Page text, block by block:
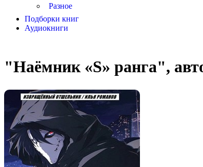
Разное
Подборки книг
Аудиокниги
"Наёмник «S» ранга",